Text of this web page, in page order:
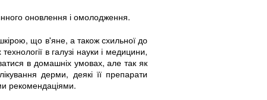
оновлення і омолодження.
що в'яне, а також схильної до
в галузі науки і медицини,
в домашніх умовах, але так як
дерми, деякі її препарати
рекомендаціями.